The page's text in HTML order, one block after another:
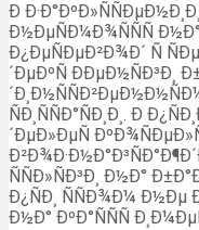
Ð
Ð½ÐµÑÐ¼Ð¾ÑÑÑ Ð½Ð°
Ð¿ÐµÑÐµÐ²Ð¾Ð´ Ñ
´ÐµÐºÑ ÐÐµÐ½ÑÐ³Ð¸
ÑÐ¸ÑÑÐ°ÑÐ¸Ð¸. Ð
´ÐµÐ»ÐµÑ
ÑÑÐ»ÑÐ³Ð¸ Ð½Ð°
Ð¿ÑÐ¸ ÑÑÐ¾Ð¼ Ð½Ðµ
Ð½Ð° ÐºÐ°ÑÑÑ